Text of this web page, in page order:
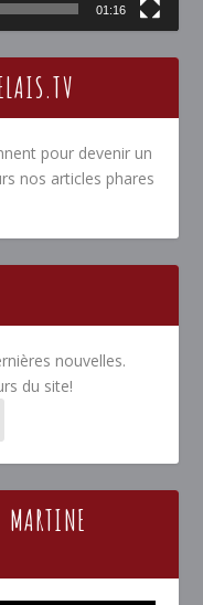
01:16
pour devenir un
nos articles phares
nouvelles.
du site!